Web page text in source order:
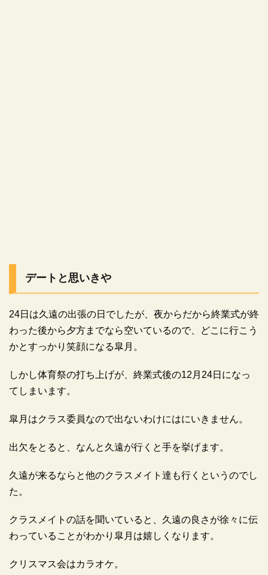
デートと思いきや
24日は久遠の出張の日でしたが、夜からだから終業式が終
わった後から夕方までなら空いているので、どこに行こう
かとすっかり笑顔になる皐月。
しかし体育祭の打ち上げが、終業式後の12月24日になっ
てしまいます。
皐月はクラス委員なので出ないわけにはにいきません。
出欠をとると、なんと久遠が行くと手を挙げます。
久遠が来るならと他のクラスメイト達も行くというのでし
た。
クラスメイトの話を聞いていると、久遠の良さが徐々に伝
わっていることがわかり皐月は嬉しくなります。
クリスマス会はカラオケ。